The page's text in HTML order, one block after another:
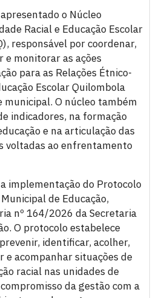
o Núcleo
Racial e Educação Escolar
responsável por coordenar,
e monitorar as ações
para as Relações Étnico-
Escolar Quilombola
municipal. O núcleo também
indicadores, na formação
e na articulação das
voltadas ao enfrentamento
implementação do Protocolo
de Educação,
nº 164/2026 da Secretaria
O protocolo estabelece
identificar, acolher,
e acompanhar situações de
racial nas unidades de
da gestão com a